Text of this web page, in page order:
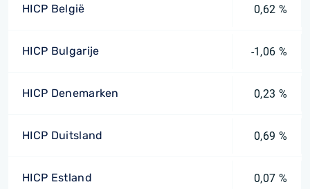
HICP België 0,62 %
HICP Bulgarije -1,06 %
HICP Denemarken 0,23 %
HICP Duitsland 0,69 %
HICP Estland 0,07 %